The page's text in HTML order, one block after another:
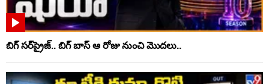
బిగ్ సర్‌ప్రైజ్‌.. బిగ్ బాస్‌ ఆ రోజు నుంచి మొదలు..